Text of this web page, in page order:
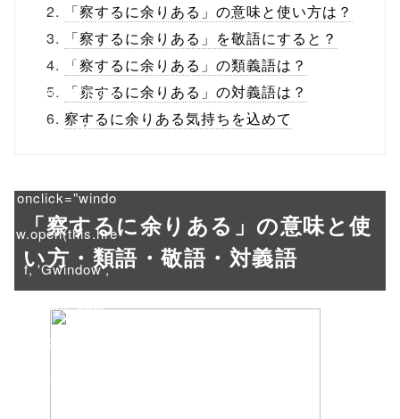
/tapbiz_theme/
parts/sns-
buttons.php on
line10
onclick="windo
w.open(this.hre
f, 'Gwindow',
'width=550,
height=450,
「察するに余りある」の意味と使い方は？
「察するに余りある」を敬語にすると？
「察するに余りある」の類義語は？
「察するに余りある」の対義語は？
察するに余りある気持ちを込めて
「察するに余りある」の意味と使
い方・類語・敬語・対義語